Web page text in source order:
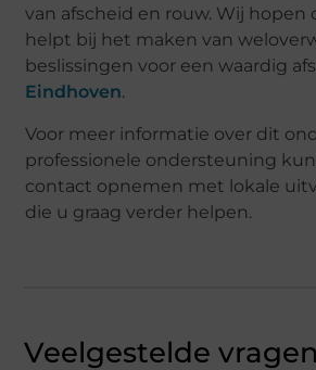
van afscheid en rouw. Wij hopen
helpt bij het maken van
beslissingen voor een waardig
Eindhoven.
Voor meer informatie over dit
professionele ondersteuning
contact opnemen met lokale
die u graag verder helpen.
Veelgestelde vragen